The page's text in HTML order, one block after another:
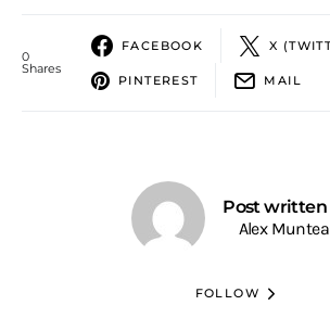
0
Shares
FACEBOOK X
PINTEREST MAIL
Post written
Alex
FOLLOW